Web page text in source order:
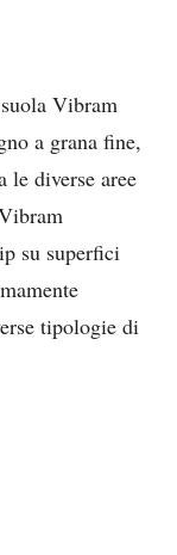
Vibram
a grana fine,
le diverse aree
su superfici
tipologie di